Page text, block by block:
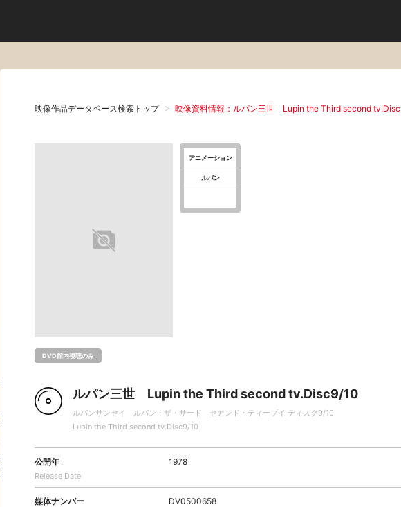
映像作品データベース検索トップ 映像資料情報：ルパン三世 Lupin the Third second
DVD館内視聴のみ
アニメーション
ルパン
ルパン三世 Lupin the Third second tv.Disc9/10
ルパンサンセイ ルパン・ザ・サード セカンド・ティーブイ ディスク9/10
Lupin the Third second tv.Disc9/10
公開年
Release Date
1978
媒体ナンバー DV0500658